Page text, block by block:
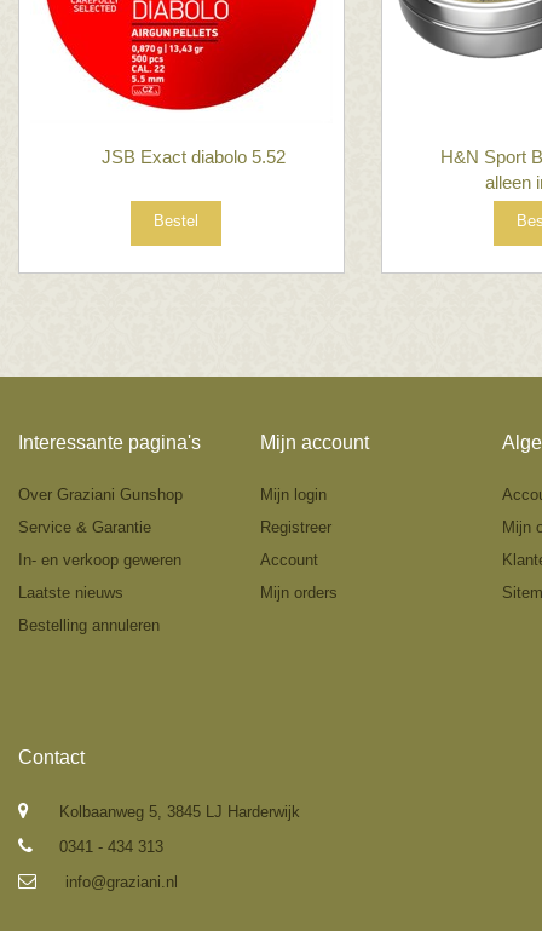
JSB Exact diabolo 5.52
Bestel
H&N Sport
alleen
Interessante pagina's
Over Graziani Gunshop
Service & Garantie
In- en verkoop geweren
Laatste nieuws
Bestelling annuleren
Mijn account
Mijn login
Registreer
Account
Mijn orders
Mijn
Contact
Kolbaanweg 5, 3845 LJ Harderwijk
0341 - 434 313
info@graziani.nl